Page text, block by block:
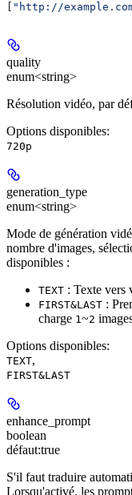
"http://
quality
enum<string>
Résolution vidéo, par
Options disponibles:
720p
generation_type
enum<string>
Mode de génération
nombre d'images,
disponibles :
TEXT : Texte vers
FIRST&LAST :
charge 1~2
Options disponibles:
TEXT,
FIRST&LAST
enhance_prompt
boolean
défaut:true
S'il faut traduire
Lorsqu'activé, les